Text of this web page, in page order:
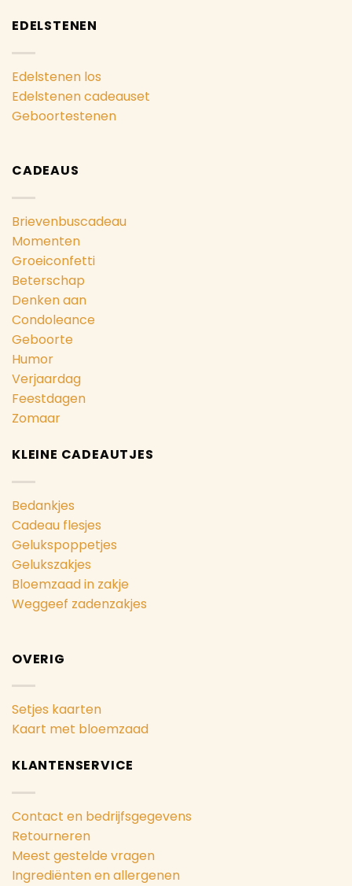
EDELSTENEN
Edelstenen los
Edelstenen cadeauset
Geboortestenen
CADEAUS
Brievenbuscadeau
Momenten
Groeiconfetti
Beterschap
Denken aan
Condoleance
Geboorte
Humor
Verjaardag
Feestdagen
Zomaar
KLEINE CADEAUTJES
Bedankjes
Cadeau flesjes
Gelukspoppetjes
Gelukszakjes
Bloemzaad in zakje
Weggeef zadenzakjes
OVERIG
Setjes kaarten
Kaart met bloemzaad
KLANTENSERVICE
Contact en bedrijfsgegevens
Retourneren
Meest gestelde vragen
Ingrediënten en allergenen